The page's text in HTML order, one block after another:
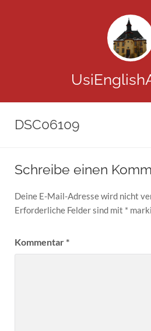
DSC06109
Schreibe einen
Deine E-Mail-Adresse wird nicht
Erforderliche Felder sind mit *
Kommentar*